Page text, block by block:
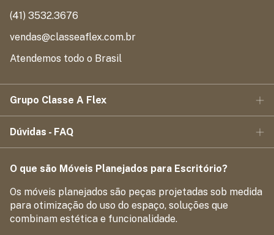
(41) 3532.3676
vendas@classeaflex.com.br
Atendemos todo o Brasil
Grupo Classe A Flex
Dúvidas - FAQ
O que são Móveis Planejados para Escritório?
Os móveis planejados são peças projetadas sob medida
para otimização do uso do espaço, soluções que
combinam estética e funcionalidade.